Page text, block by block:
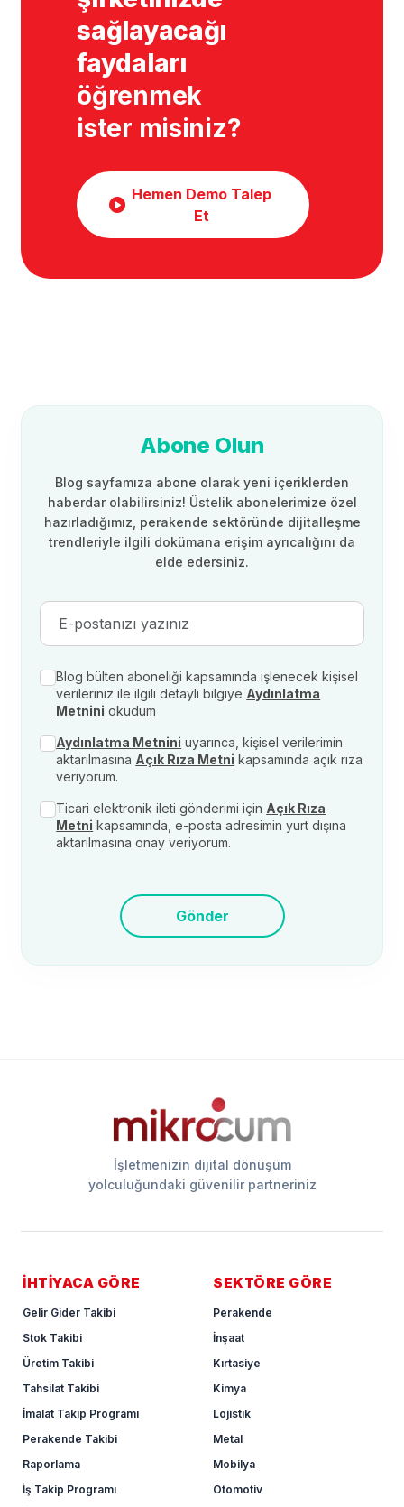
sağlayacağı
faydaları
öğrenmek
ister misiniz?
Hemen Demo Talep
Et
Abone Olun
Blog sayfamıza abone olarak yeni içeriklerden
haberdar olabilirsiniz! Üstelik abonelerimize özel
hazırladığımız, perakende sektöründe dijitalleşme
trendleriyle ilgili dokümana erişim ayrıcalığını da
elde edersiniz.
Blog bülten aboneliği kapsamında işlenecek kişisel
verileriniz ile ilgili detaylı bilgiye Aydınlatma
Metnini okudum
Aydınlatma Metnini uyarınca, kişisel verilerimin
aktarılmasına Açık Rıza Metni kapsamında açık rıza
veriyorum.
Ticari elektronik ileti gönderimi için Açık Rıza
Metni kapsamında, e-posta adresimin yurt dışına
aktarılmasına onay veriyorum.
Gönder
İşletmenizin dijital dönüşüm
yolculuğundaki güvenilir partneriniz
İHTİYACA GÖRE
Gelir Gider Takibi
Stok Takibi
Üretim Takibi
Tahsilat Takibi
İmalat Takip Programı
Perakende Takibi
Raporlama
İş Takip Programı
SEKTÖRE GÖRE
Perakende
İnşaat
Kırtasiye
Kimya
Lojistik
Metal
Mobilya
Otomotiv